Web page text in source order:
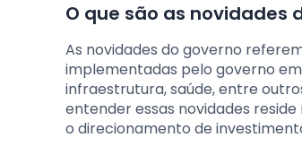
O que são as novidades
As novidades do governo
implementadas pelo governo
infraestrutura, saúde, entre
entender essas novidades
o direcionamento de